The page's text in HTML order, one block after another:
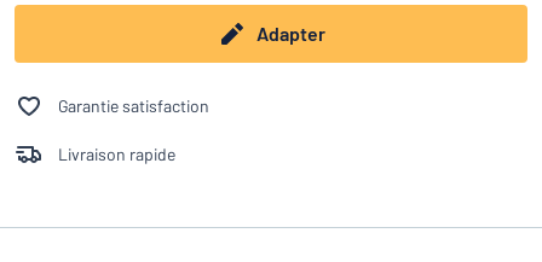
Adapter
Garantie satisfaction
Livraison rapide